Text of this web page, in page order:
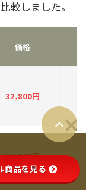
較しました。
価格
32,800円
39,800円
商品を見る